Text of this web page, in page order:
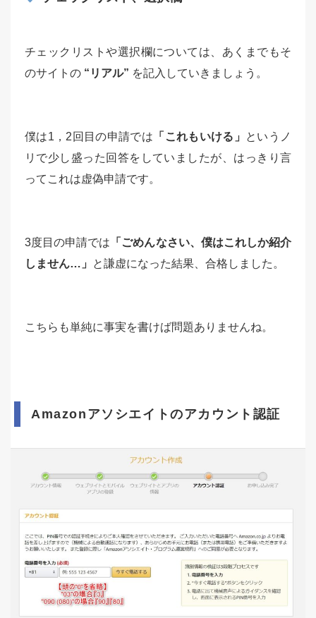
チェックリストや選択欄については、あくまでもそ
のサイトの “リアル” を記入していきましょう。
僕は1，2回目の申請では 「これもいける」
というノ
リで少し盛った回答をしていましたが、はっきり言
ってこれは虚偽申請です。
3度目の申請では 「ごめんなさい、僕はこれしか紹介
しません…」
と謙虚になった結果、合格しました。
こちらも単純に事実を書けば問題ありませんね。
Amazonアソシエイトのアカウント認証